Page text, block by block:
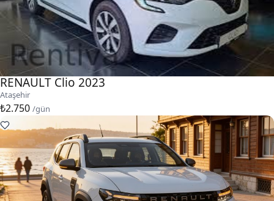
RENAULT Clio 2023
Ataşehir
₺2.750 /gün